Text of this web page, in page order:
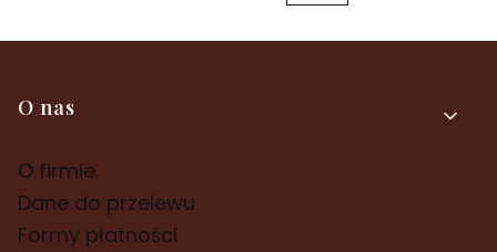
Linki w stopce
O nas
O firmie
Dane do przelewu
Formy płatności